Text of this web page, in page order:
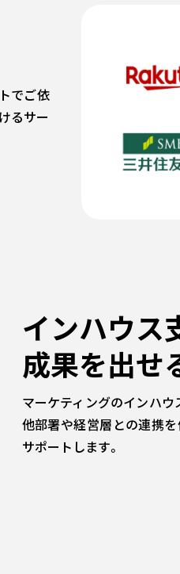
でご依
るサー
インハウス
成果を出せ
マーケティングのインハウ
他部署や経営層との連携
サポートします。